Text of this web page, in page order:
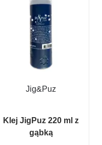
Jig&Puz
Klej JigPuz 220 ml z
gąbką